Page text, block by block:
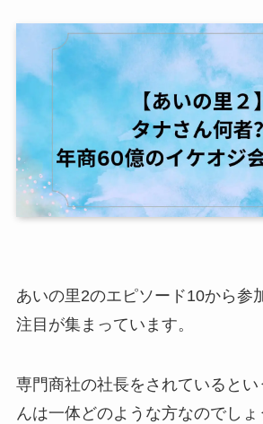
あいの里2のエピソード10から参
注目が集まっています。
専門商社の社長をされているとい
んは一体どのような方なのでしょ